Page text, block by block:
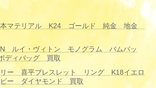
本マテリアル K24 ゴールド 純金 地金
ルイ・ヴィトン モノグラム バムバッ
ィバッグ 買取
ー 喜平ブレスレット リング K18イエロ
ー ダイヤモンド 買取